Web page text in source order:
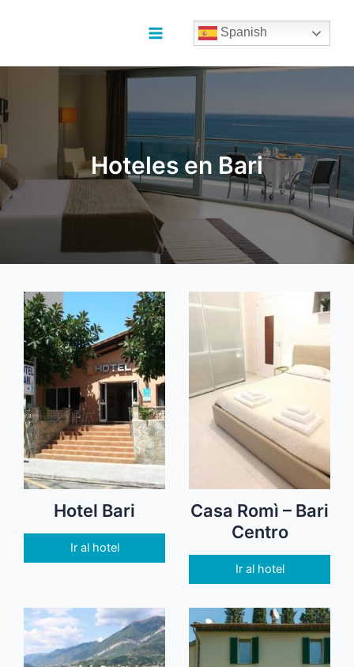
Menu
Spanish
Hoteles en Bari
Hotel Bari
Ir al hotel
Casa Romì – Bari
Centro
Ir al hotel